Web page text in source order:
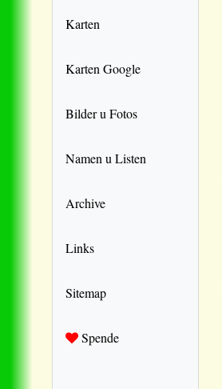
Karten
Karten Google
Bilder u Fotos
Namen u Listen
Archive
Links
Sitemap
Spende